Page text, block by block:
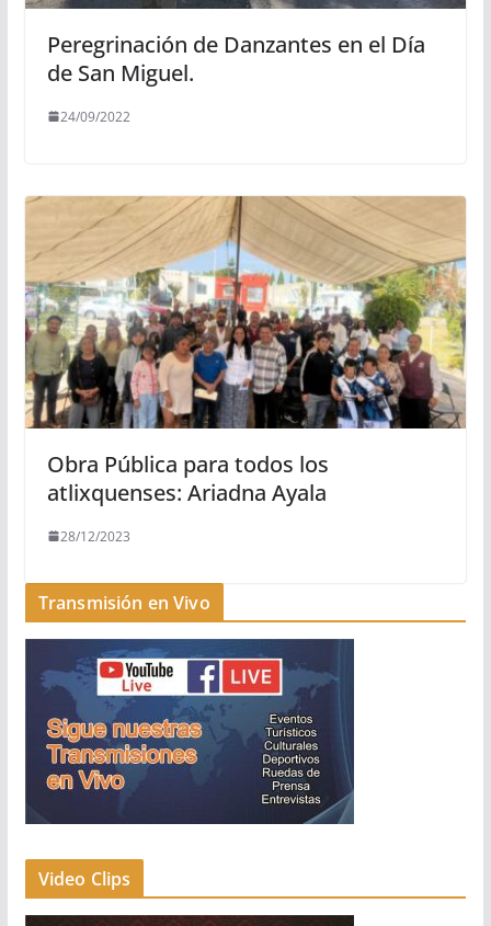
Peregrinación de Danzantes en el Día
de San Miguel.
24/09/2022
Obra Pública para todos los
atlixquenses: Ariadna Ayala
28/12/2023
Transmisión en Vivo
Video Clips